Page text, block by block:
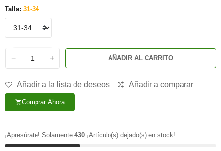
Talla: 31-34
− + AÑADIR AL CARRITO
Añadir a la lista de deseos Añadir a comparar
shopping_cartComprar Ahora
¡Apresúrate! Solamente 430 ¡Artículo(s) dejado(s) en stock!